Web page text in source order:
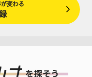
変わる